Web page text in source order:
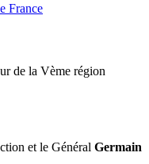
France
de la Vème région
et le Général Germain